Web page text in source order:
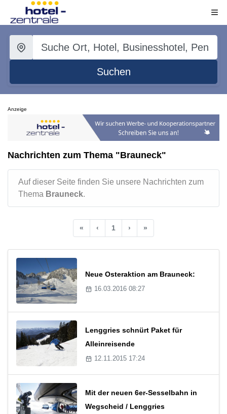
Suchen
Anzeige
Nachrichten zum Thema "Brauneck"
Auf dieser Seite finden Sie unsere Nachrichten zum
Thema Brauneck.
« ‹ 1 › »
Neue Osteraktion am Brauneck:
16.03.2016 08:27
Lenggries schnürt Paket für
Alleinreisende
12.11.2015 17:24
Mit der neuen 6er-Sesselbahn in
Wegscheid / Lenggries